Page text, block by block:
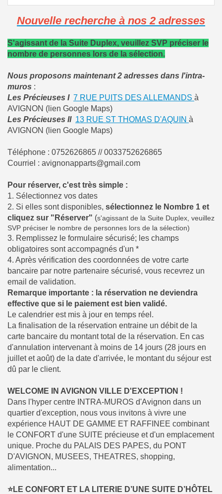
Nouvelle recherche à nos 2 adresses
S'agissant de la Suite Duplex, veuillez SVP préciser le
nombre de personnes lors de la sélection.
Nous proposons maintenant 2 adresses dans l'intra-
muros :
Les Précieuses I 7 RUE PUITS DES ALLEMANDS à
AVIGNON (lien Google Maps)
Les Précieuses II 13 RUE ST THOMAS D'AQUIN à
AVIGNON (lien Google Maps)
Téléphone : 0752626865 // 0033752626865
Courriel : avignonapparts@gmail.com
Pour réserver, c'est très simple :
1. Sélectionnez vos dates
2. Si elles sont disponibles, sélectionnez le Nombre 1 et
cliquez sur "Réserver" (s'agissant de la Suite Duplex, veuillez
SVP préciser le nombre de personnes lors de la sélection)
3. Remplissez le formulaire sécurisé; les champs
obligatoires sont accompagnés d'un *
4. Après vérification des coordonnées de votre carte
bancaire par notre partenaire sécurisé, vous recevrez un
email de validation.
Remarque importante : la réservation ne deviendra
effective que si le paiement est bien validé.
Le calendrier est mis à jour en temps réel.
La finalisation de la réservation entraine un débit de la
carte bancaire du montant total de la réservation. En cas
d'annulation intervenant à moins de 14 jours (28 jours en
juillet et août) de la date d'arrivée, le montant du séjour est
dû par le client.
WELCOME IN AVIGNON VILLE D'EXCEPTION !
Dans l'hyper centre INTRA-MUROS d'Avignon dans un
quartier d'exception, nous vous invitons à vivre une
expérience HAUT DE GAMME ET RAFFINEE combinant
le CONFORT d'une SUITE précieuse et d'un emplacement
unique. Proche du PALAIS DES PAPES, du PONT
D'AVIGNON, MUSEES, THEATRES, shopping,
alimentation...
⭐LE CONFORT ET LA LITERIE D’UNE SUITE D’HÔTEL